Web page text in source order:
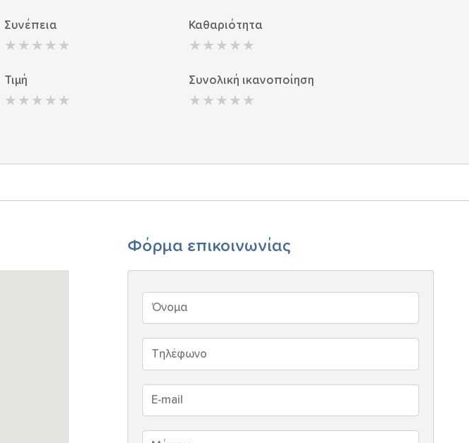
Συνέπεια Καθαριότητα
Τιμή Συνολική ικανοποίηση
Φόρμα επικοινωνίας